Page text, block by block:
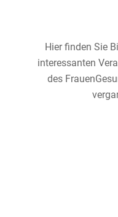
Hier finden Sie
interessanten
des